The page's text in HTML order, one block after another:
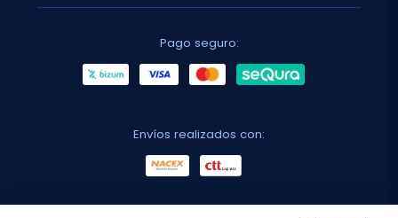
Pago seguro:
Envíos realizados con: